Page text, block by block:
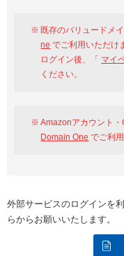
既存のバリュードメ
ne でご利用いただけ
ログイン後、「 マイ
ください。
Amazonアカウント
Domain One でご利
外部サービスのログインを
らからお願いいたします。